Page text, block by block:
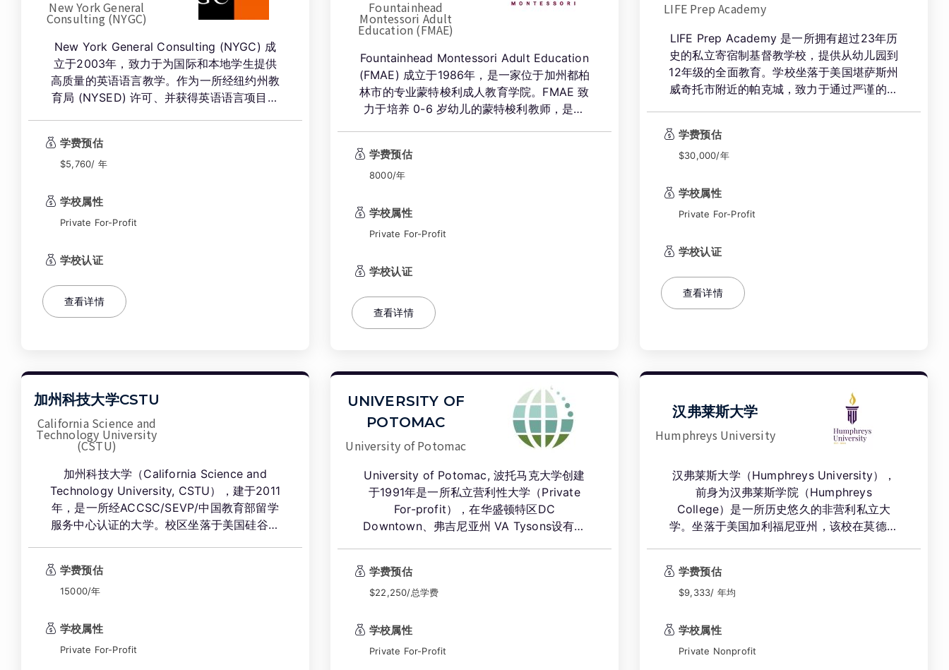
New York General
Consulting (NYGC)
New York General Consulting (NYGC) 成
立于2003年，致力于为国际和本地学生提供
高质量的英语语言教学。作为一所经纽约州教
育局 (NYSED) 许可、并获得英语语言项目认
程，旨在满足学生在个人、学术和职业方面的
英语学习需求。学校位于曼哈顿中城的核心地
学费预估
$5,760/ 年
学校属性
Private For-Profit
学校认证
查看详情
Fountainhead
Montessori Adult
Education (FMAE)
Fountainhead Montessori Adult Education
(FMAE) 成立于1986年，是一家位于加州都柏
林市的专业蒙特梭利成人教育学院。FMAE 致
力于培养 0-6 岁幼儿的蒙特梭利教师，是美
威认证。学校以其实践导向的教学模式和深厚
的行业背景，为全球教育工作者提供高含金量
学费预估
8000/年
学校属性
Private For-Profit
学校认证
查看详情
LIFE Prep Academy
LIFE Prep Academy 是一所拥有超过23年历
史的私立寄宿制基督教学校，提供从幼儿园到
12年级的全面教育。学校坐落于美国堪萨斯州
威奇托市附近的帕克城，致力于通过严谨的大
袖”。学校以其独特的教育理念和卓越的学术
成就，被《威奇托鹰报》评选为威奇托最佳私
学费预估
$30,000/年
学校属性
Private For-Profit
学校认证
查看详情
加州科技大学CSTU
California Science and
Technology University
(CSTU)
加州科技大学（California Science and
Technology University, CSTU），建于2011
年，是一所经ACCSC/SEVP/中国教育部留学
服务中心认证的大学。校区坐落于美国硅谷核
用混合教学模式，开学窗口多，是 F-1 学生平
衡学术深造与职业实践的理想选择。
学费预估
15000/年
学校属性
Private For-Profit
UNIVERSITY OF
POTOMAC
University of Potomac
University of Potomac, 波托马克大学创建
于1991年是一所私立营利性大学（Private
For-profit），在华盛顿特区DC
Downtown、弗吉尼亚州 VA Tysons设有校
位（Master）和博士学位（Doctorate）课
程，并获得美国中部各州高等教育委员会的认
学费预估
$22,250/总学费
学校属性
Private For-Profit
汉弗莱斯大学
Humphreys University
汉弗莱斯大学（Humphreys University），
前身为汉弗莱斯学院（Humphreys
College）是一所历史悠久的非营利私立大
学。坐落于美国加利福尼亚州，该校在莫德斯
大学始终专注于为学生打造高质量的教学指导
和卓越的成长环境，培养了大量商业、法学和
中不可或缺的重要力量。
学费预估
$9,333/ 年均
学校属性
Private Nonprofit